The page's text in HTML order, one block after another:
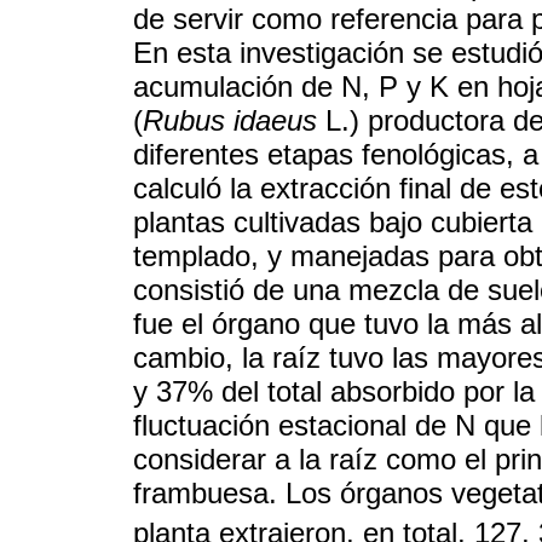
de servir como referencia para
En esta investigación se
acumulación de N, P y K en
(Rubus idaeus L.) productora
diferentes etapas fenológicas,
calculó la extracción final de
plantas cultivadas bajo
templado, y manejadas para
consistió de una mezcla de
fue el órgano que tuvo la más
cambio, la raíz tuvo las
y 37% del total absorbido por
fluctuación estacional de N
considerar a la raíz como el
frambuesa. Los órganos
planta extrajeron, en total, 127,